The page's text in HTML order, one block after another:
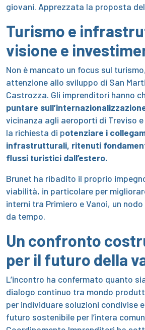
giovani. Apprezzata la proposta
Turismo e
visione e
Non è mancato un focus sul
attenzione allo sviluppo di San
Castrozza. Gli imprenditori hanno
puntare
vicinanza agli aeroporti di Treviso e
la richiesta di potenziare i
infrastrutturali, ritenuti
flussi turistici dall’estero.
Brunet ha ribadito il proprio
viabilità, in particolare per
interni tra Primiero e Vanoi, un
da tempo.
Un confronto
per il futuro della
L’incontro ha confermato quanto
dialogo continuo tra mondo
per individuare soluzioni condivise
futuro sostenibile per l’intera